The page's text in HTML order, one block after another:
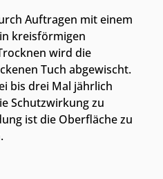
Auftragen mit einem
kreisförmigen
wird die
Tuch abgewischt.
bis drei Mal jährlich
Schutzwirkung zu
ist die Oberfläche zu